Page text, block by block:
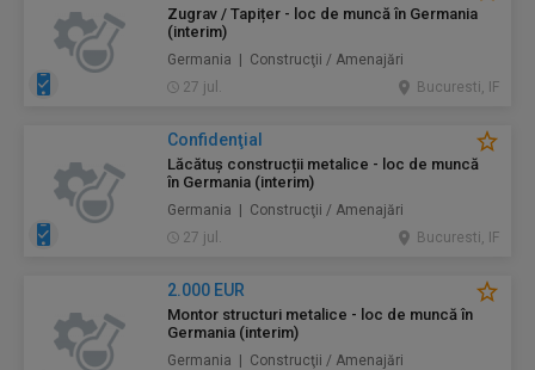
Zugrav / Tapițer - loc de muncă în Germania
(interim)
Germania | Construcţii / Amenajări
27 jul.
Bucuresti, IF
Confidenţial
Lăcătuș construcții metalice - loc de muncă
în Germania (interim)
Germania | Construcţii / Amenajări
27 jul.
Bucuresti, IF
2.000 EUR
Montor structuri metalice - loc de muncă în
Germania (interim)
Germania | Construcţii / Amenajări